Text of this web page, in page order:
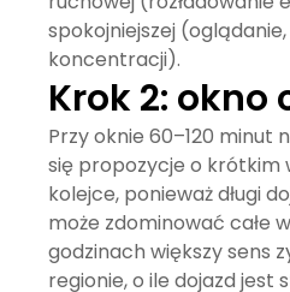
spokojniejszej
koncentracji).
Krok 2: okno
Przy oknie 60–120 minut
się propozycje o krótkim
kolejce, ponieważ długi
może zdominować całe
godzinach większy sens
regionie, o ile dojazd jest